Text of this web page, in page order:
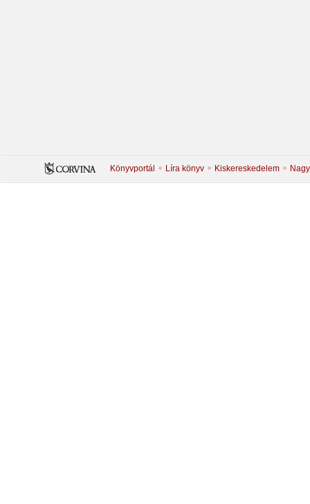
Könyvportál Líra könyv Kiskereskedelem